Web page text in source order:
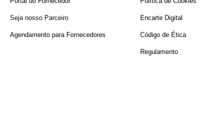
Seja nosso Parceiro
Agendamento para Fornecedores
Encarte Digital
Código de Ética
Regulamento